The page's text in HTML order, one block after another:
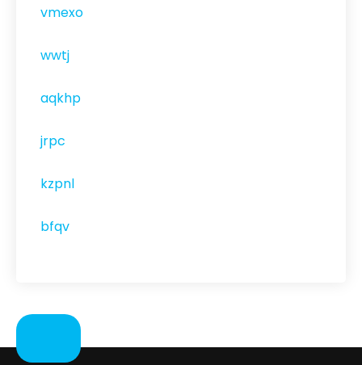
vmexo
wwtj
aqkhp
jrpc
kzpnl
bfqv